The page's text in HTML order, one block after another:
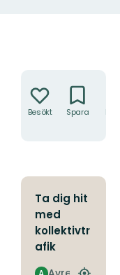
Besökt Spara
Ta dig hit
med
kollektivtr
afik